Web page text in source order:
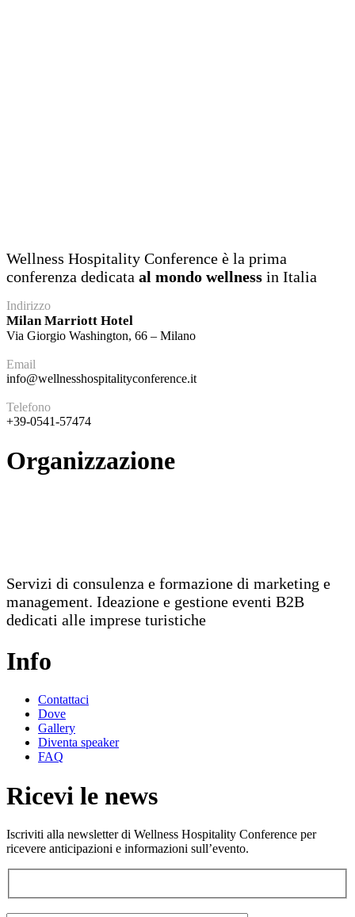
Wellness Hospitality Conference è la prima
conferenza dedicata al mondo wellness in Italia
Indirizzo
Milan Marriott Hotel
Via Giorgio Washington, 66 – Milano
Email
info@wellnesshospitalityconference.it
Telefono
+39-0541-57474
Organizzazione
Servizi di consulenza e formazione di marketing e
management. Ideazione e gestione eventi B2B
dedicati alle imprese turistiche
Info
Contattaci
Dove
Gallery
Diventa speaker
FAQ
Ricevi le news
Iscriviti alla newsletter di Wellness Hospitality Conference per
ricevere anticipazioni e informazioni sull’evento.